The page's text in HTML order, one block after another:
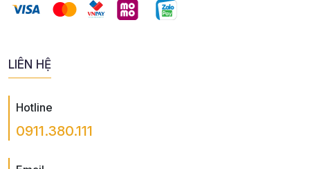
LIÊN HỆ
Hotline
0911.380.111